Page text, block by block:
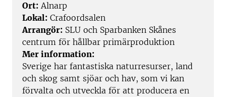
Ort: Alnarp
Lokal: Crafoordsalen
Arrangör: SLU och Sparbanken Skånes
centrum för hållbar primärproduktion
Mer information:
Sverige har fantastiska naturresurser, land
och skog samt sjöar och hav, som vi kan
förvalta och utveckla för att producera en